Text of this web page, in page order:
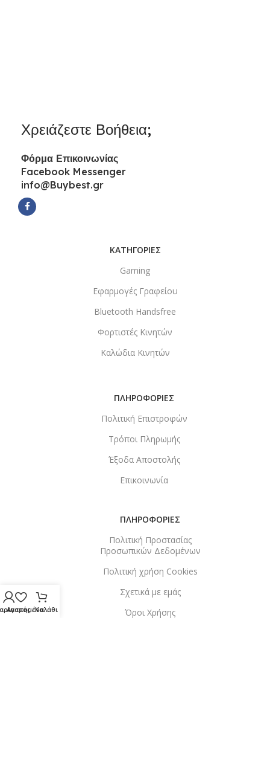
Χρειάζεστε Βοήθεια;
Φόρμα Επικοινωνίας
Facebook Messenger
info@Buybest.gr
ΚΑΤΗΓΟΡΙΕΣ
Gaming
Εφαρμογές Γραφείου
Bluetooth Handsfree
Φορτιστές Κινητών
Καλώδια Κινητών
ΠΛΗΡΟΦΟΡΙΕΣ
Πολιτική Επιστροφών
Τρόποι Πληρωμής
Έξοδα Αποστολής
Επικοινωνία
ΠΛΗΡΟΦΟΡΙΕΣ
Πολιτική Προστασίας
Προσωπικών Δεδομένων
Πολιτική χρήση Cookies
Σχετικά με εμάς
Όροι Χρήσης
ΑγαπημέναΚαλάθι